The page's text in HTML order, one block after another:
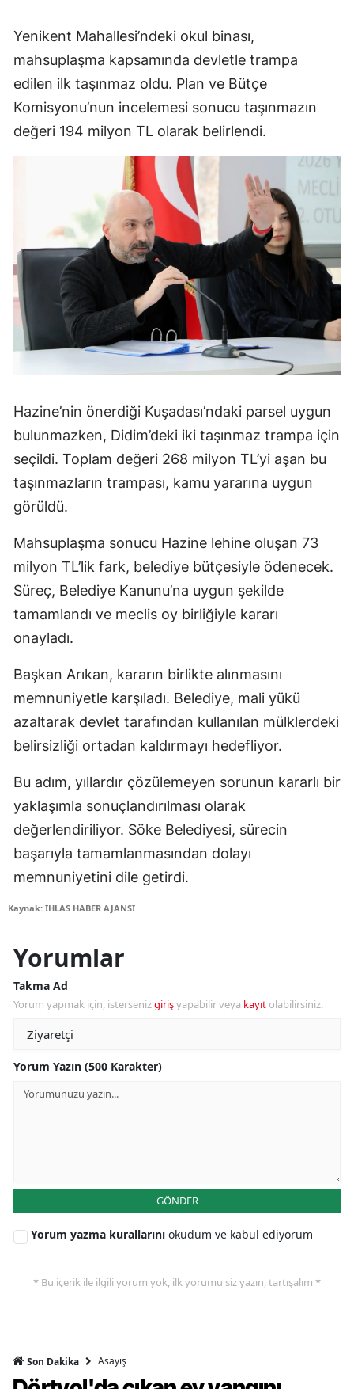
Yenikent Mahallesi’ndeki okul binası,
mahsuplaşma kapsamında devletle trampa
edilen ilk taşınmaz oldu. Plan ve Bütçe
Komisyonu’nun incelemesi sonucu taşınmazın
değeri 194 milyon TL olarak belirlendi.
Hazine’nin önerdiği Kuşadası’ndaki parsel uygun
bulunmazken, Didim’deki iki taşınmaz trampa için
seçildi. Toplam değeri 268 milyon TL’yi aşan bu
taşınmazların trampası, kamu yararına uygun
görüldü.
Mahsuplaşma sonucu Hazine lehine oluşan 73
milyon TL’lik fark, belediye bütçesiyle ödenecek.
Süreç, Belediye Kanunu’na uygun şekilde
tamamlandı ve meclis oy birliğiyle kararı
onayladı.
Başkan Arıkan, kararın birlikte alınmasını
memnuniyetle karşıladı. Belediye, mali yükü
azaltarak devlet tarafından kullanılan mülklerdeki
belirsizliği ortadan kaldırmayı hedefliyor.
Bu adım, yıllardır çözülemeyen sorunun kararlı bir
yaklaşımla sonuçlandırılması olarak
değerlendiriliyor. Söke Belediyesi, sürecin
başarıyla tamamlanmasından dolayı
memnuniyetini dile getirdi.
Kaynak: İHLAS HABER AJANSI
Yorumlar
Takma Ad
Yorum yapmak için, istersenizgirişyapabilir veya kayıt olabilirsiniz.
Yorum Yazın (500 Karakter)
GÖNDER
Yorum yazma kurallarını okudum ve kabul ediyorum
* Bu içerik ile ilgili yorum yok, ilk yorumu siz yazın, tartışalım *
Son Dakika Asayiş